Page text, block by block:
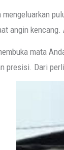
mengeluarkan
angin
mata
presisi. Dari